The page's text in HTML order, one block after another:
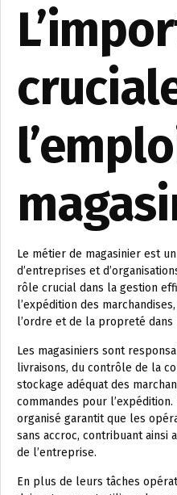
Le métier de magasinier est
d’entreprises et
rôle crucial dans la gestion
l’expédition des
l’ordre et de la propreté
Les magasiniers sont
livraisons, du contrôle de la
stockage adéquat des
commandes pour
organisé garantit que les
sans accroc, contribuant
de l’entreprise.
En plus de leurs tâches